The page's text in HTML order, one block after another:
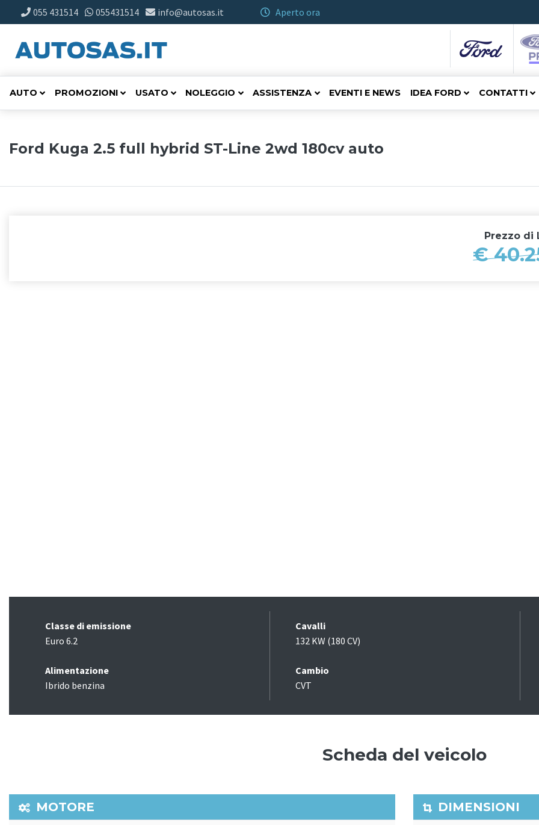
055 431514 055431514 info@autosas.it Aperto ora
AUTO PROMOZIONI USATO NOLEGGIO ASSISTENZA EVENTI E NEWS IDEA FORD CONTATTI
Ford Kuga 2.5 full hybrid ST-Line 2wd 180cv auto
Prezzo di
€
Classe di emissione
Euro 6.2
Alimentazione
Ibrido benzina
Cavalli
132 KW (180 CV)
Cambio
CVT
Scheda del veicolo
MOTORE DIMENSIONI